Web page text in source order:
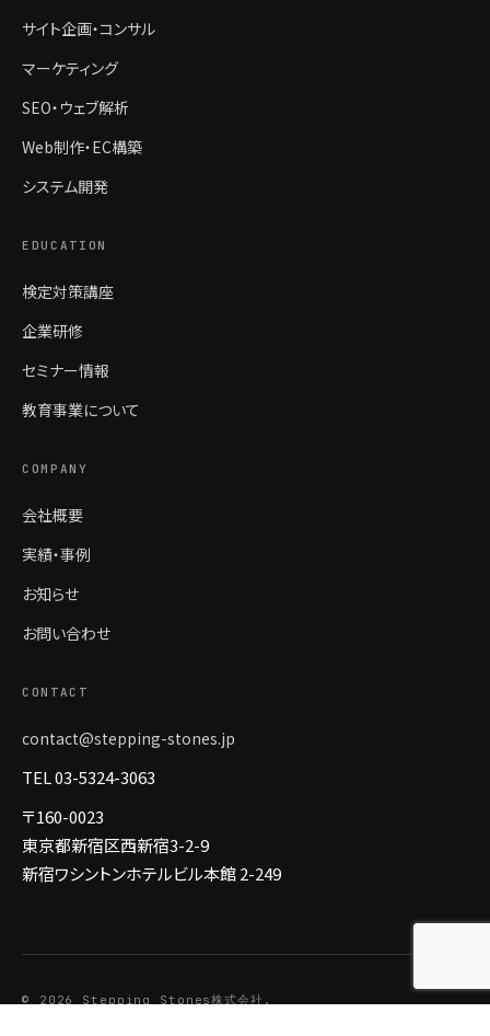
サイト企画・コンサル
マーケティング
SEO・ウェブ解析
Web制作・EC構築
システム開発
EDUCATION
検定対策講座
企業研修
セミナー情報
教育事業について
COMPANY
会社概要
実績・事例
お知らせ
お問い合わせ
CONTACT
contact@stepping-stones.jp
TEL 03-5324-3063
〒160-0023
東京都新宿区西新宿3-2-9
新宿ワシントンホテルビル本館 2-249
© 2026 Stepping Stones株式会社.